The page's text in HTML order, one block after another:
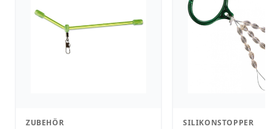
ZUBEHÖR SILIKONSTOPPER